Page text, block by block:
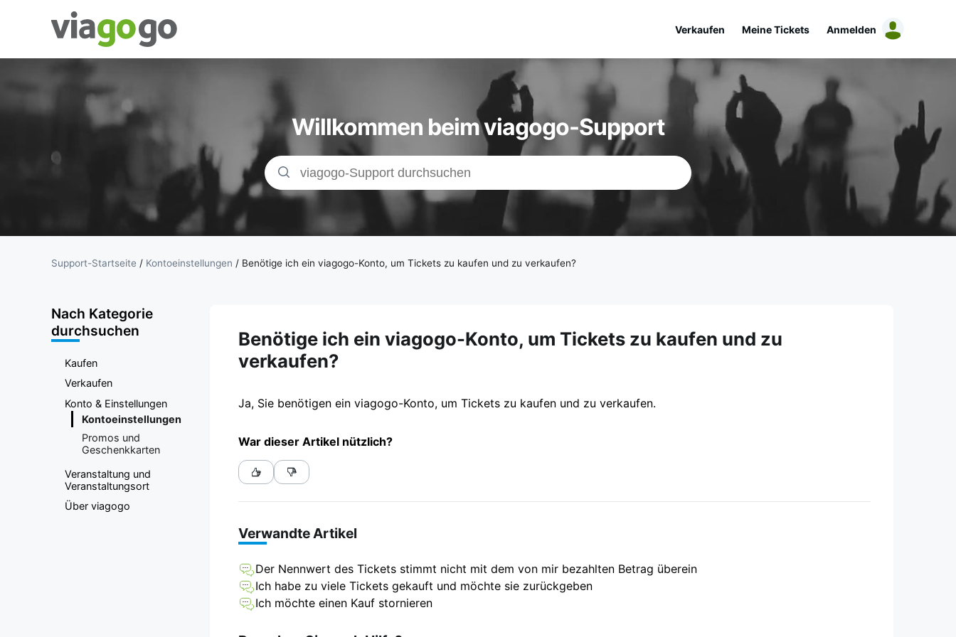
Tickets -
Konzert-, Sport-
& Theatertickets
| viagogo der
Ticketmarktplatz
Verkaufen Meine Tickets Anmelden
Willkommen beim viagogo-Support
Support-Startseite / Kontoeinstellungen / Benötige ich ein viagogo-Konto, um Tickets zu kaufen und zu verkaufen?
Nach Kategorie
durchsuchen
Kaufen
Verkaufen
Konto & Einstellungen
Kontoeinstellungen
Promos und
Geschenkkarten
Veranstaltung und
Veranstaltungsort
Über viagogo
Benötige ich ein viagogo-Konto, um Tickets zu kaufen und zu
verkaufen?
Ja, Sie benötigen ein viagogo-Konto, um Tickets zu kaufen und zu verkaufen.
War dieser Artikel nützlich?
Verwandte Artikel
Der Nennwert des Tickets stimmt nicht mit dem von mir bezahlten Betrag überein
Ich habe zu viele Tickets gekauft und möchte sie zurückgeben
Ich möchte einen Kauf stornieren